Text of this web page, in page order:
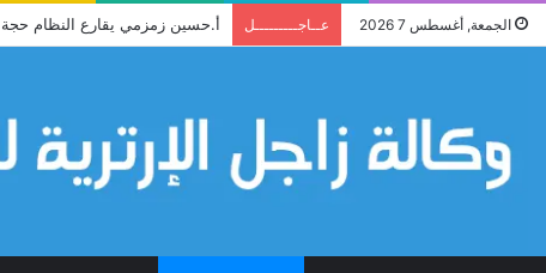
الجمعة, أغسطس 7 2026 عــاجـــــــــل أ.حسين زمزمي يقارع النظام